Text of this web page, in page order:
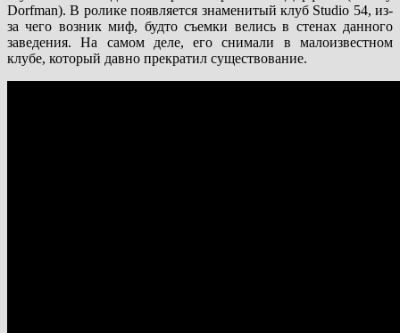
Dorfman). В ролике появляется знаменитый клуб Studio 54, из-
за чего возник миф, будто съемки велись в стенах данного
заведения. На самом деле, его снимали в малоизвестном
клубе, который давно прекратил существование.